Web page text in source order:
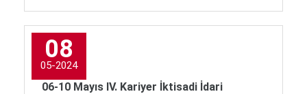
08
05-2024
06-10 Mayıs IV. Kariyer İktisadi İdari